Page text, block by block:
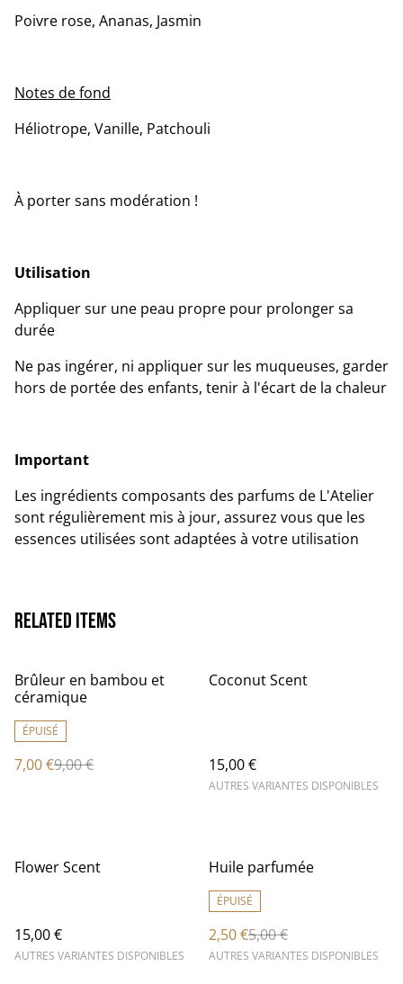
Poivre rose, Ananas, Jasmin
Notes de fond
Héliotrope, Vanille, Patchouli
À porter sans modération !
Utilisation
Appliquer sur une peau propre pour prolonger sa
durée
Ne pas ingérer, ni appliquer sur les muqueuses, garder
hors de portée des enfants, tenir à l'écart de la chaleur
Important
Les ingrédients composants des parfums de L'Atelier
sont régulièrement mis à jour, assurez vous que les
essences utilisées sont adaptées à votre utilisation
Related items
%
Brûleur en bambou et
céramique
ÉPUISÉ
7,00 €9,00 €
Coconut Scent
15,00 €
AUTRES VARIANTES DISPONIBLES
Flower Scent
15,00 €
AUTRES VARIANTES DISPONIBLES
%
Huile parfumée
ÉPUISÉ
2,50 €5,00 €
AUTRES VARIANTES DISPONIBLES